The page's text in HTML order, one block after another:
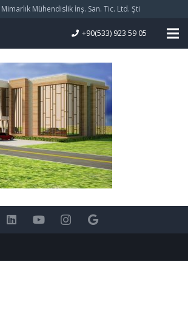
Mühendislik İnş. San. Tic. Ltd. Şti
+90(533) 923 59 05